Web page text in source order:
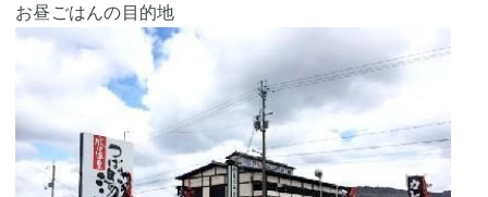
お昼ごはんの目的地